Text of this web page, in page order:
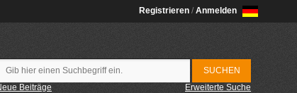
Registrieren / Anmelden
Beiträge Erweiterte Suche